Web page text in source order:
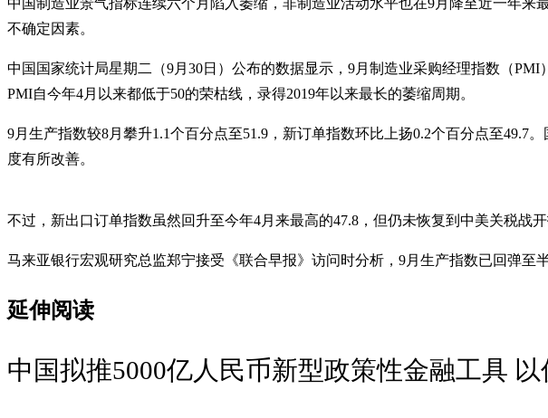
不确定因素。
中国国家统计局星期二（9月30日）公布的数据显示，9月制造业采购经理指数（
PMI自今年4月以来都低于50的荣枯线，录得2019年以来最长的萎缩周期。
9月生产指数较8月攀升1.1个百分点至51.9，新订单指数环比上扬0.2个百分点至
度有所改善。
不过，新出口订单指数虽然回升至今年4月来最高的47.8，但仍未恢复到中美关税战
马来亚银行宏观研究总监郑宁接受《联合早报》访问时分析，9月生产指数已回弹至
延伸阅读
中国拟推5000亿人民币新型政策性金融工具